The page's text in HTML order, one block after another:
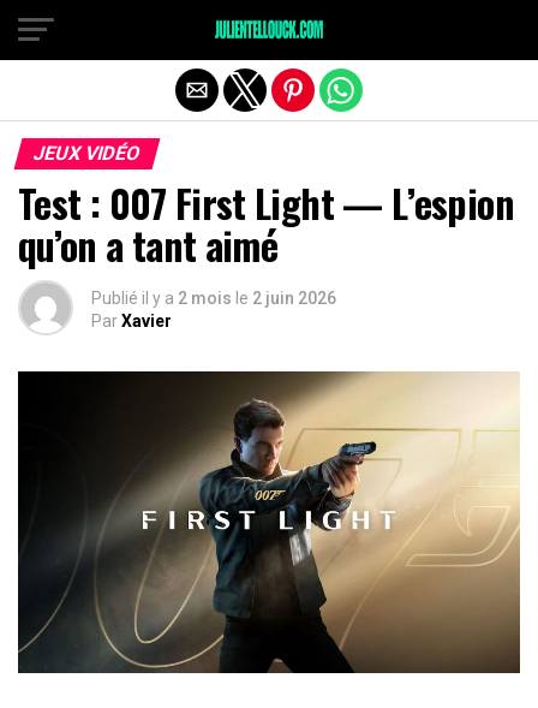
JEUX VIDÉO
Test : 007 First Light — L’espion
qu’on a tant aimé
Publié il y a 2 mois le 2 juin 2026
ParXavier